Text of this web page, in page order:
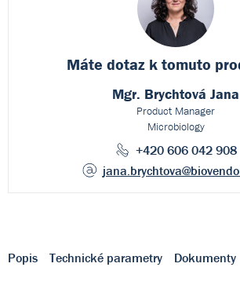
Máte dotaz k tomuto
Mgr. Brychtová Jana
Product Manager
Microbiology
+420 606 042 908
jana.brychtova
Popis Technické parametry Dokumenty